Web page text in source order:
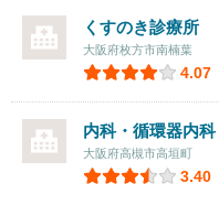
くすのき診療所
大阪府枚方市南楠葉
4.07
内科・循環器内
大阪府高槻市高垣町
3.40